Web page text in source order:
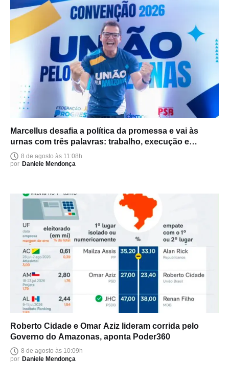
Marcellus desafia a política da promessa e vai às
urnas com três palavras: trabalho, execução e
entrega
8 de agosto às 11:08h
por Daniele Mendonça
Roberto Cidade e Omar Aziz lideram corrida pelo
Governo do Amazonas, aponta Poder360
8 de agosto às 10:09h
por Daniele Mendonça